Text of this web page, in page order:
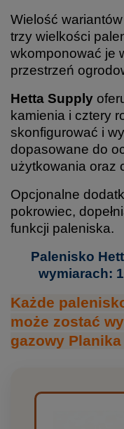
Wielość
trzy wielkości
wkomponować je
przestrzeń
Hetta Supply
kamienia i cztery
skonfigurować i
dopasowane do
użytkowania oraz
Opcjonalne
pokrowiec,
funkcji paleniska.
Palenisko
wymiarach:
Każde
może zostać
gazowy